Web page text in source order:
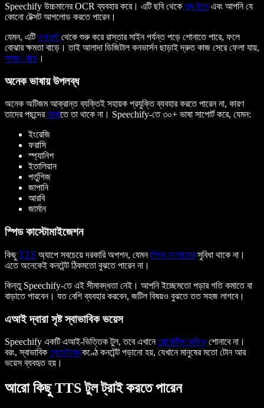
Speechify উচ্চমানের OCR ব্যবহার করে। এটি ছবি থেকে শব্দ চিনেএবং আপনি যে
কোনো টেক্সট আপলোড করতে পারেন।
যেমন, এটিডকুমেন্টথেকে শুরু করে রাস্তার সাইন পর্যন্ত পড়ে শোনাতে পারে, ফলে
বোঝার ক্ষমতা বাড়ে। তাই আলাদা ডিজিটাল কনভার্সন ছাড়াই দ্রুত কাজ সেরে ফেলা যায়,
সময়ও বাঁচে ।
অনেক ভাষায় উপলব্ধ
অনেক অটিজম আক্রান্ত ব্যক্তিই সহায়ক প্রযুক্তি ব্যবহার করতে পারেন না, কারণ
তাদের পছন্দেরভাষাতে তা থাকে না। Speechify-তে ৩০+ ভাষা সাপোর্ট করে, যেমন:
ইংরেজি
ফরাসি
স্প্যানিশ
ইতালিয়ান
পর্তুগিজ
জাপানি
আরবি
জার্মান
স্পিড কাস্টোমাইজেশন
কিছুTTS অ্যাপে সবচেয়ে দরকারি অপশন, যেমনস্পিড বদলানোরসুবিধা থাকে না।
এতে অনেকেই কনটেন্ট ঠিকমতো বুঝতে পারেন না।
কিন্তু Speechify-তে এই সীমাবদ্ধতা নেই। আপনি ইচ্ছেমতো পড়ার গতি কমাতে বা
বাড়াতে পারবেন। যত বেশি ব্যবহার করবেন, জটিল বিষয়ও বুঝতে তত সহজ লাগবে।
এআই দ্বারা সৃষ্ট স্বাভাবিক ভয়েস
Speechify একটি এআই-ভিত্তিক টুল, তবে এখানেরোবোটিক অডিও শোনাবে না।
বরং, স্বাভাবিকন্যারেটরেরকণ্ঠে কনটেন্ট পড়ানো হয়, যেখানে মানুষের মতো টোন আর
ভয়েস ব্যবহৃত হয়।
আরো কিছু TTS টুল ট্রাই করতে পারেন